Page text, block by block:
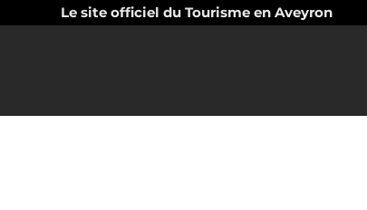
Le site officiel du Tourisme en Aveyron